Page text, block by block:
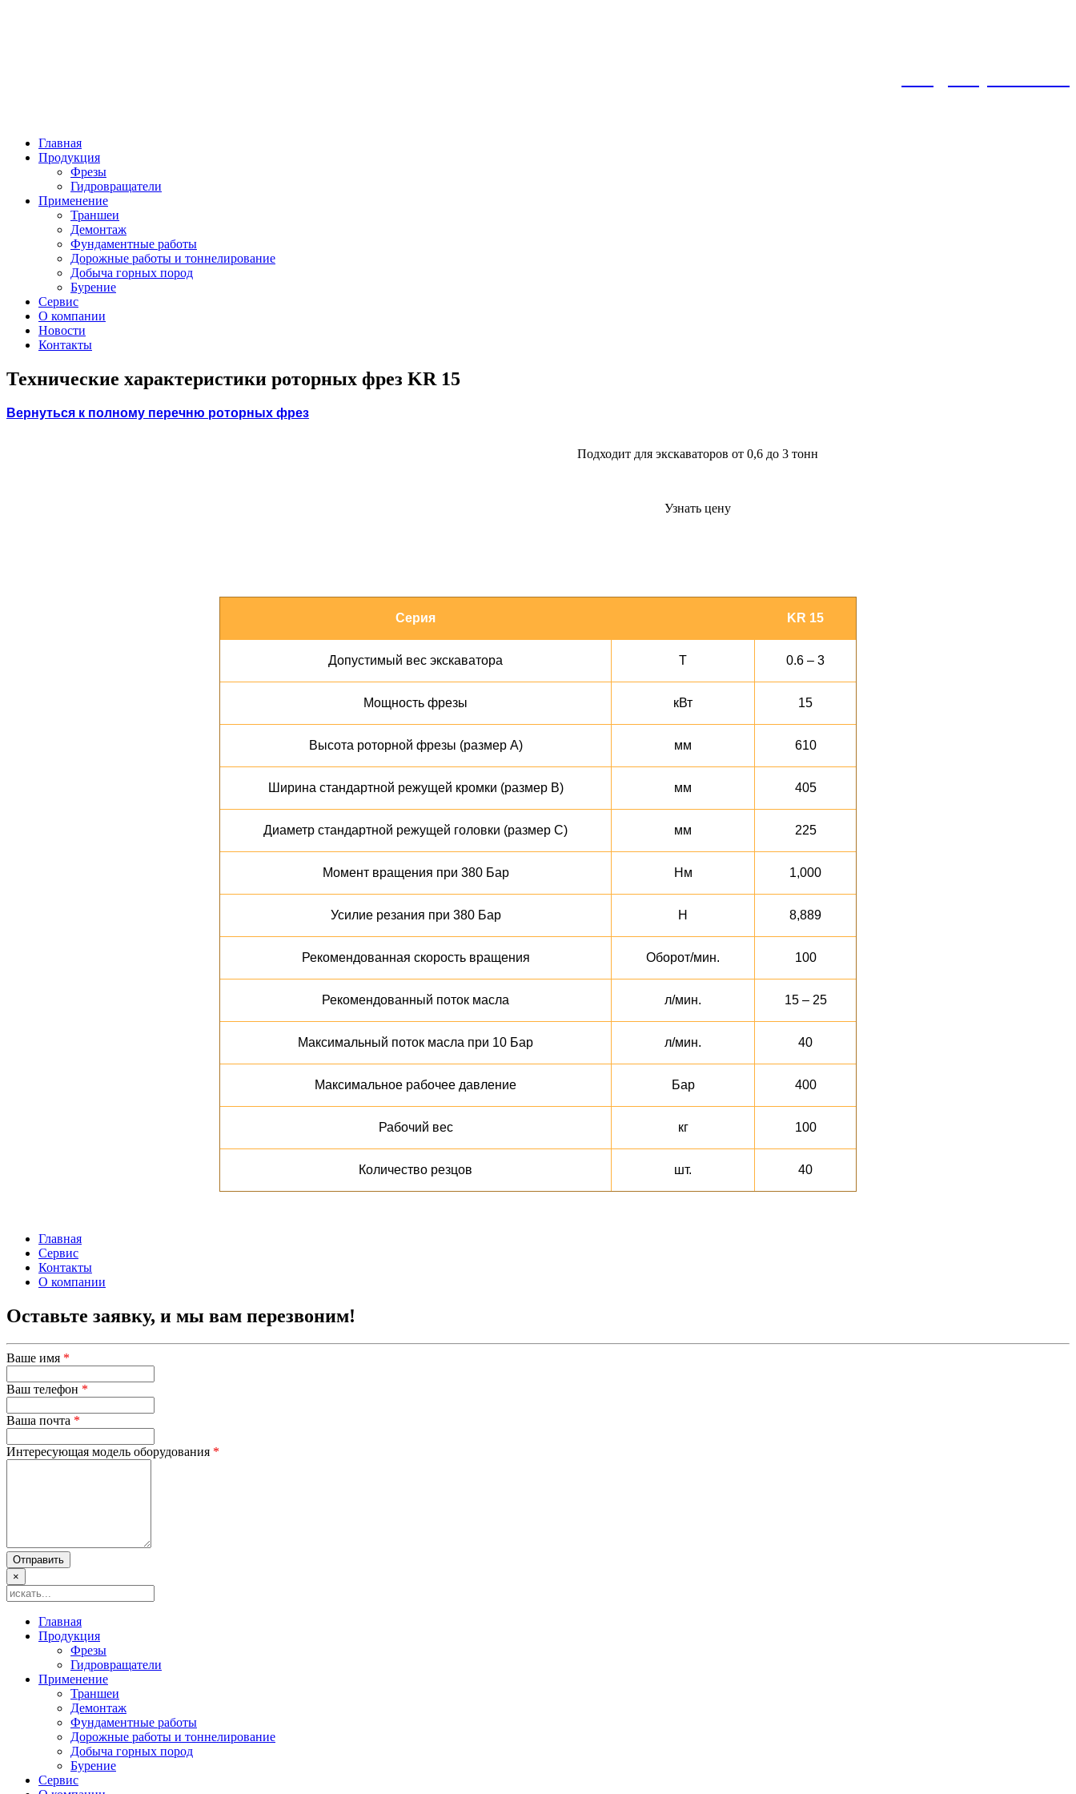
Главная
Продукция
Фрезы
Гидровращатели
Применение
Траншеи
Демонтаж
Фундаментные работы
Дорожные работы и тоннелирование
Добыча горных пород
Бурение
Сервис
О компании
Новости
Контакты
Технические характеристики роторных фрез KR 15
Вернуться к полному перечню роторных фрез
Подходит для экскаваторов от 0,6 до 3 тонн
Узнать цену
Серия KR 15
Допустимый вес экскаватора Т 0.6 – 3
Мощность фрезы кВт 15
Высота роторной фрезы (размер А) мм 610
Ширина стандартной режущей кромки (размер В) мм 405
Диаметр стандартной режущей головки (размер С) мм 225
Момент вращения при 380 Бар Нм 1,000
Усилие резания при 380 Бар Н 8,889
Рекомендованная скорость вращения Оборот/мин. 100
Рекомендованный поток масла л/мин. 15 – 25
Максимальный поток масла при 10 Бар л/мин. 40
Максимальное рабочее давление Бар 400
Рабочий вес кг 100
Количество резцов шт. 40
Главная
Сервис
Контакты
О компании
Оставьте заявку, и мы вам перезвоним!
Ваше имя *
Ваш телефон *
Ваша почта *
Интересующая модель оборудования *
×
Главная
Продукция
Фрезы
Гидровращатели
Применение
Траншеи
Демонтаж
Фундаментные работы
Дорожные работы и тоннелирование
Добыча горных пород
Бурение
Сервис